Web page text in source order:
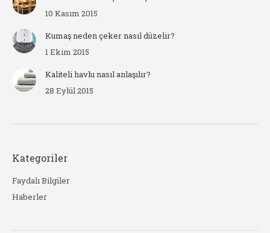
10 Kasım 2015
Kumaş neden çeker nasıl düzelir?
1 Ekim 2015
Kaliteli havlu nasıl anlaşılır?
28 Eylül 2015
Kategoriler
Faydalı Bilgiler
Haberler